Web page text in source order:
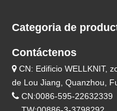
Categoria de
Contáctenos
 CN: Edificio WELLKNIT,
de Lou Jiang, Quanzhou,
 CN:0086-595-22632339